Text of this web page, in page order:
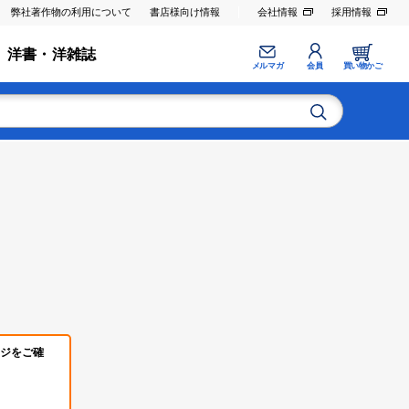
弊社著作物の利用について 書店様向け情報 会社情報 採用情報
洋書・洋雑誌
メルマガ 会員 買い物かご
をご確